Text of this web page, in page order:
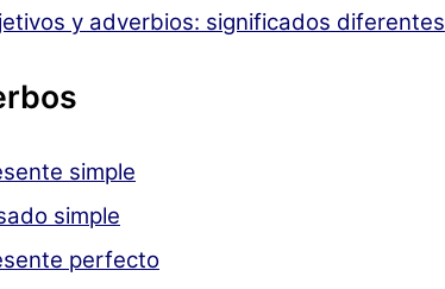
y adverbios: significados diferentes
simple
simple
perfecto